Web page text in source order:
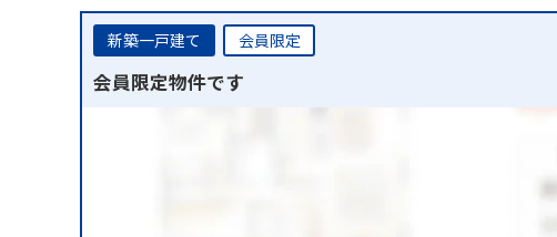
新築一戸建て 会員限定
会員限定物件です